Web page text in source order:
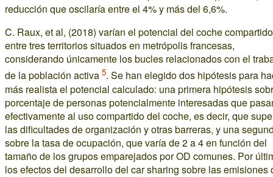
reducción que oscilaría entre el 4% y más del 6,6%.
C. Raux, et al, (2018) varían el potencial del coche compartido
entre tres territorios situados en metrópolis francesas,
considerando únicamente los bucles relacionados con el
de la población activa 5. Se han elegido dos hipótesis para
más realista el potencial calculado: una primera hipótesis
porcentaje de personas potencialmente interesadas que
efectivamente al uso compartido del coche, es decir, que
las dificultades de organización y otras barreras, y una
sobre la tasa de ocupación, que varía de 2 a 4 en función del
tamaño de los grupos emparejados por OD comunes. Por
los efectos del desarrollo del car sharing sobre las emisiones